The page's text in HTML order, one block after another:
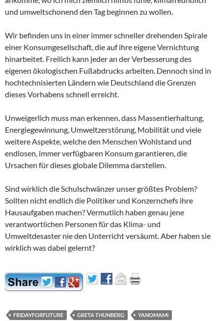
und umweltschonend den Tag beginnen zu wollen.
Wir befinden uns in einer immer schneller drehenden Spirale
einer Konsumgesellschaft, die auf ihre eigene Vernichtung
hinarbeitet. Freilich kann jeder an der Verbesserung des
eigenen ökologischen Fußabdrucks arbeiten. Dennoch sind in
hochtechnisierten Ländern wie Deutschland die Grenzen
dieses Vorhabens schnell erreicht.
Unweigerlich muss man erkennen, dass Massentierhaltung,
Energiegewinnung, Umweltzerstörung, Mobilität und viele
weitere Aspekte, welche den Menschen Wohlstand und
endlosen, immer verfügbaren Konsum garantieren, die
Ursachen für dieses globale Dilemma darstellen.
Sind wirklich die Schulschwänzer unser größtes Problem?
Sollten nicht endlich die Politiker und Konzernchefs ihre
Hausaufgaben machen? Vermutlich haben genau jene
verantwortlichen Personen für das Klima- und
Umweltdesaster nie den Unterricht versäumt. Aber haben sie
wirklich was dabei gelernt?
FRIDAYFORFUTURE GRETA THUNBERG YANOMAMI